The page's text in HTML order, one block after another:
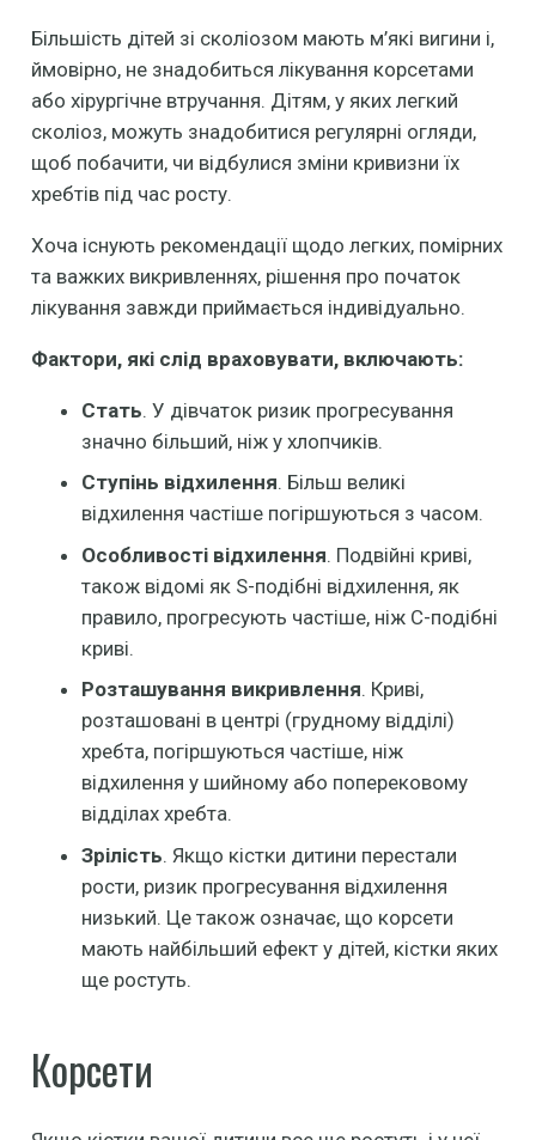
Більшість дітей зі сколіозом мають м’які вигини і,
ймовірно, не знадобиться лікування корсетами
або хірургічне втручання. Дітям, у яких легкий
сколіоз, можуть знадобитися регулярні огляди,
щоб побачити, чи відбулися зміни кривизни їх
хребтів під час росту.
Хоча існують рекомендації щодо легких, помірних
та важких викривленнях, рішення про початок
лікування завжди приймається індивідуально.
Фактори, які слід враховувати, включають:
Стать. У дівчаток ризик прогресування
значно більший, ніж у хлопчиків.
Ступінь відхилення. Більш великі
відхилення частіше погіршуються з часом.
Особливості відхилення. Подвійні криві,
також відомі як S-подібні відхилення, як
правило, прогресують частіше, ніж С-подібні
криві.
Розташування викривлення. Криві,
розташовані в центрі (грудному відділі)
хребта, погіршуються частіше, ніж
відхилення у шийному або поперековому
відділах хребта.
Зрілість. Якщо кістки дитини перестали
рости, ризик прогресування відхилення
низький. Це також означає, що корсети
мають найбільший ефект у дітей, кістки яких
ще ростуть.
Корсети